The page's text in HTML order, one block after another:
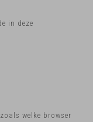
in deze
welke browser